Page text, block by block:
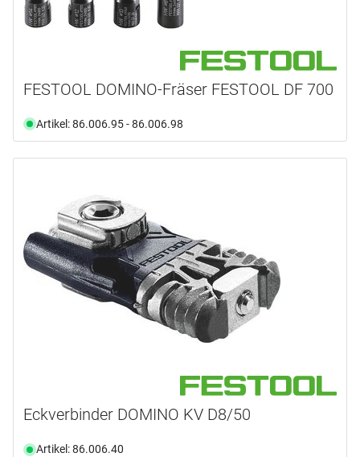
FESTOOL DOMINO-Fräser FESTOOL DF 700
Artikel: 86.006.95 - 86.006.98
Eckverbinder DOMINO KV D8/50
Artikel: 86.006.40